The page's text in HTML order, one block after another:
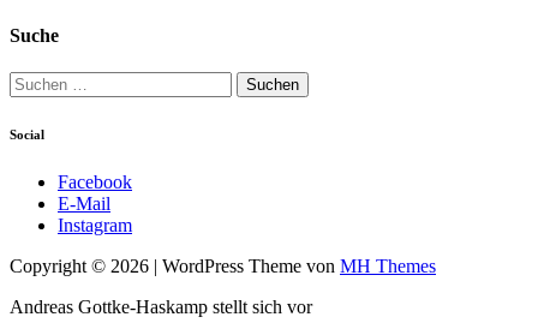
Suche
Suchen
nach:
Social
Facebook
E-Mail
Instagram
Copyright © 2026 | WordPress Theme von MH Themes
Andreas Gottke-Haskamp stellt sich vor